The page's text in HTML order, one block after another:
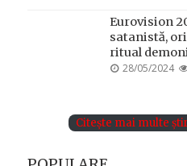
Eurovision
satanistă,
ritual
POSTED
28/05/2024
Citește mai multe